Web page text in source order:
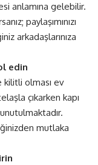
anlamına gelebilir.
paylaşımınızı
arkadaşlarınıza
edin
kilitli olması ev
çıkarken kapı
mutlaka